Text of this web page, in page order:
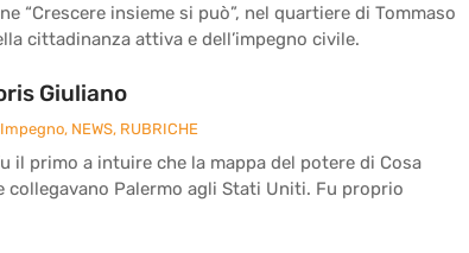
“Crescere insieme si può”, nel quartiere di Tommaso
cittadinanza attiva e dell’impegno civile.
Giuliano
, NEWS, RUBRICHE
il primo a intuire che la mappa del potere di Cosa
Palermo agli Stati Uniti. Fu proprio